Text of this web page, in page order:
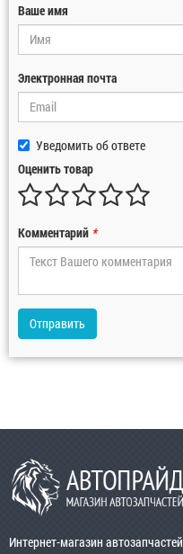
Ваше имя
Электронная почта
Уведомить об ответе
Оценить товар
Комментарий *
Отправить
Интернет-магазин автозапчастей